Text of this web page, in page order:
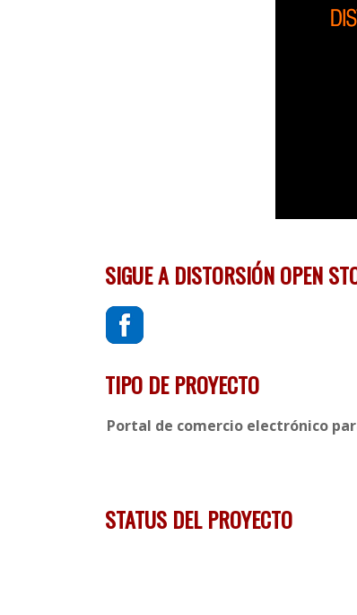
SIGUE A DISTORSIÓN OPEN
TIPO DE PROYECTO
Portal de comercio electrónico
STATUS DEL PROYECTO